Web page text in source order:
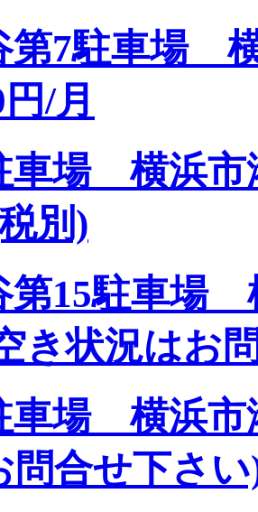
第7駐車場
/月
車場 横浜市
別)
第15駐車場
き状況はお
車場 横浜市
問合せ下さ